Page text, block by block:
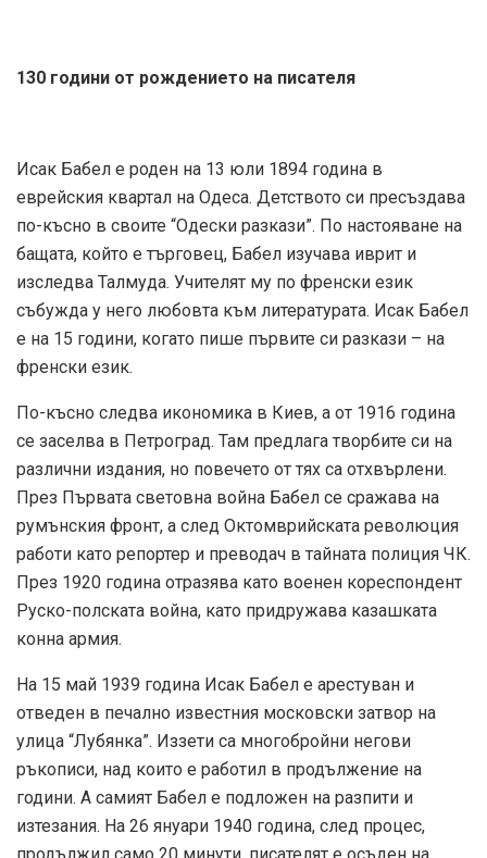
130 години от рождението на писателя
Исак Бабел е роден на 13 юли 1894 година в
еврейския квартал на Одеса. Детството си пресъздава
по-късно в своите “Одески разкази”. По настояване на
бащата, който е търговец, Бабел изучава иврит и
изследва Талмуда. Учителят му по френски език
събужда у него любовта към литературата. Исак Бабел
е на 15 години, когато пише първите си разкази – на
френски език.
По-късно следва икономика в Киев, а от 1916 година
се заселва в Петроград. Там предлага творбите си на
различни издания, но повечето от тях са отхвърлени.
През Първата световна война Бабел се сражава на
румънския фронт, а след Октомврийската революция
работи като репортер и преводач в тайната полиция ЧК.
През 1920 година отразява като военен кореспондент
Руско-полската война, като придружава казашката
конна армия.
На 15 май 1939 година Исак Бабел е арестуван и
отведен в печално известния московски затвор на
улица “Лубянка”. Иззети са многобройни негови
ръкописи, над които е работил в продължение на
години. А самият Бабел е подложен на разпити и
изтезания. На 26 януари 1940 година, след процес,